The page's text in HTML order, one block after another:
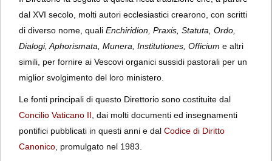
dal XVI secolo, molti autori ecclesiastici crearono, con scritti
di diverso nome, quali Enchiridion, Praxis, Statuta, Ordo,
Dialogi, Aphorismata, Munera, Institutiones, Officium e altri
simili, per fornire ai Vescovi organici sussidi pastorali per un
miglior svolgimento del loro ministero.
Le fonti principali di questo Direttorio sono costituite dal
Concilio Vaticano II, dai molti documenti ed insegnamenti
pontifici pubblicati in questi anni e dal Codice di Diritto
Canonico, promulgato nel 1983.